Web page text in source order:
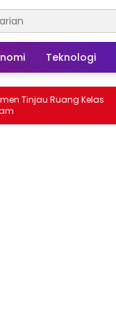
Teknologi
Ruang Kelas